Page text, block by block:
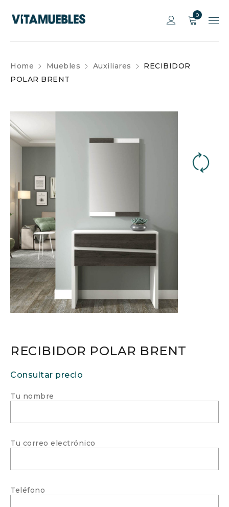
0
Home Muebles Auxiliares
RECIBIDOR
POLAR BRENT
RECIBIDOR POLAR BRENT
Consultar precio
Tu nombre
Tu correo electrónico
Teléfono